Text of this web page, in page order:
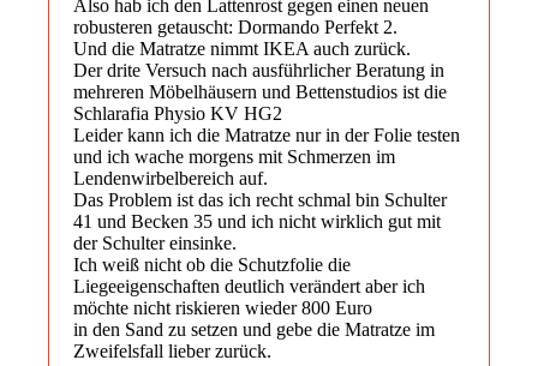
Also hab ich den Lattenrost gegen einen neuen
robusteren getauscht: Dormando Perfekt 2.
Und die Matratze nimmt IKEA auch zurück.
Der drite Versuch nach ausführlicher Beratung in
mehreren Möbelhäusern und Bettenstudios ist die
Schlarafia Physio KV HG2
Leider kann ich die Matratze nur in der Folie testen
und ich wache morgens mit Schmerzen im
Lendenwirbelbereich auf.
Das Problem ist das ich recht schmal bin Schulter
41 und Becken 35 und ich nicht wirklich gut mit
der Schulter einsinke.
Ich weiß nicht ob die Schutzfolie die
Liegeeigenschaften deutlich verändert aber ich
möchte nicht riskieren wieder 800 Euro
in den Sand zu setzen und gebe die Matratze im
Zweifelsfall lieber zurück.